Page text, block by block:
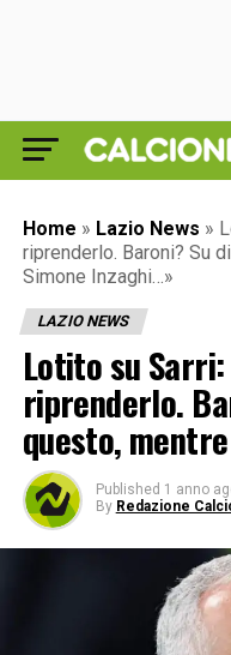
Home » Lazio News »
riprenderlo. Baroni? Su
Simone Inzaghi…»
LAZIO NEWS
Lotito su
riprenderlo.
questo,
Published 1 anno
By Redazione